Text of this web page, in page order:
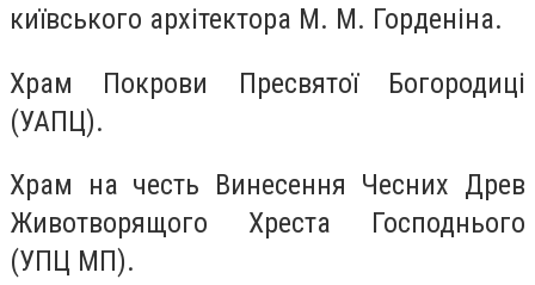
київського архітектора М. М. Горденіна.
Храм Покрови Пресвятої Богородиці
(УАПЦ).
Храм на честь Винесення Чесних Древ
Животворящого Хреста Господнього
(УПЦ МП).